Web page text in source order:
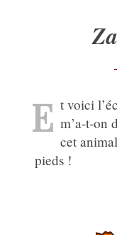
E t voici
m’a-t-on
cet
pieds !